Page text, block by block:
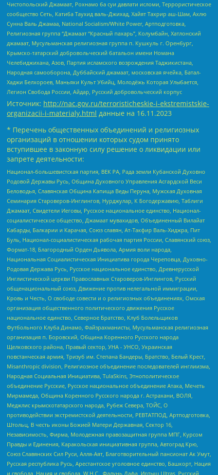
Чистопольский Джамаат, Рохнамо ба суи давлати исломи, Террористическое
сообщество Сеть, Катиба Таухид валь-Джихад, Хайят Тахрир аш-Шам, Ахлю
Сунна Валь Джамаа, National Socialism/White Power, Артподготовка,
Религиозная группа “Джамаат “Красный пахарь”, Колумбайн, Хатлонский
джамаат, Мусульманская религиозная группа п. Кушкуль г. Оренбург,
Крымско-татарский добровольческий батальон имени Номана
Челебиджихана, Азов, Партия исламского возрождения Таджикистана,
Народная самооборона, Дуббайский джамаат, московская ячейка, Батал-
Хаджи Белхороев, Маньяки Культ Убийц, Молодёжь Которая Улыбается,
Легион Свобода России, Айдар, Русский добровольческий корпус
Источник: http://nac.gov.ru/terroristicheskie-i-ekstremistskie-
organizacii-i-materialy.html данные на 16.11.2023
* Перечень общественных объединений и религиозных
организаций в отношении которых судом принято
вступившее в законную силу решение о ликвидации или
запрете деятельности:
Национал-большевистская партия, ВЕК РА, Рада земли Кубанской Духовно
Родовой Державы Русь, Община Духовного Управления Асгардской Веси
Беловодья, Славянская Община Капища Веды Перуна, Мужская Духовная
Семинария Староверов-Инглингов, Нурджулар, К Богодержавию, Таблиги
Джамаат, Свидетели Иеговы, Русское национальное единство, Национал-
социалистическое общество, Джамаат мувахидов, Объединенный Вилайат
Кабарды, Балкарии и Карачая, Союз славян, Ат-Такфир Валь-Хиджра, Пит
Буль, Национал-социалистическая рабочая партия России, Славянский союз,
Формат-18, Благородный Орден Дьявола, Армия воли народа,
Национальная Социалистическая Инициатива города Череповца, Духовно-
Родовая Держава Русь, Русское национальное единство, Древнерусской
Инглистической церкви Православных Староверов-Инглингов, Русский
общенациональный союз, Движение против нелегальной иммиграции,
Кровь и Честь, О свободе совести и о религиозных объединениях, Омская
организация общественного политического движения Русское
национальное единство, Северное Братство, Клуб Болельщиков
Футбольного Клуба Динамо, Файзрахманисты, Мусульманская религиозная
организация п. Боровский, Община Коренного Русского народа
Щелковского района, Правый сектор, УНА - УНСО, Украинская
повстанческая армия, Тризуб им. Степана Бандеры, Братство, Белый Крест,
Misanthropic division, Религиозное объединение последователей инглиизма,
Народная Социальная Инициатива, TulaSkins, Этнополитическое
объединение Русские, Русское национальное объединение Атака, Мечеть
Мирмамеда, Община Коренного Русского народа г. Астрахани, ВОЛЯ,
Меджлис крымскотатарского народа, Рубеж Севера, ТОЙС, О
противодействии экстремистской деятельности, РЕВТАТПОД, Артподготовка,
Штольц, В честь иконы Божией Матери Державная, Сектор 16,
Независимость, Фирма, Молодежная правозащитная группа МПГ, Курсом
Правды и Единения, Каракольская инициативная группа, Автоград Крю,
Союз Славянских Сил Руси, Алля-Аят, Благотворительный пансионат Ак Умут,
Русская республика Русь, Арестантское уголовное единство, Башкорт, Нация
и свобода, Нация и свобода, W.H.С., Фалунь Дафа, Иртыш Ultras, Русский